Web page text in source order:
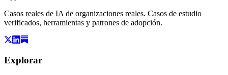
Casos reales de IA de organizaciones reales. Casos de estudio
verificados, herramientas y patrones de adopción.
Explorar